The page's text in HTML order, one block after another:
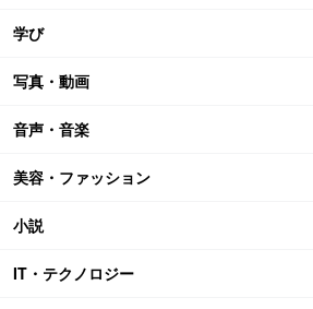
学び
写真・動画
音声・音楽
美容・ファッション
小説
IT・テクノロジー